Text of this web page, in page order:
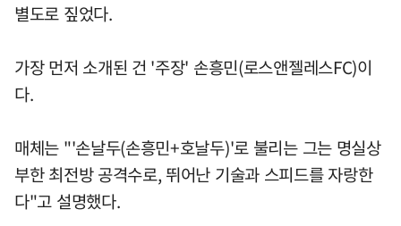
별도로 짚었다.
가장 먼저 소개된 건 '주장' 손흥민(로스앤젤레스FC)이
다.
매체는 "'손날두(손흥민+호날두)'로 불리는 그는 명실상
부한 최전방 공격수로, 뛰어난 기술과 스피드를 자랑한
다"고 설명했다.